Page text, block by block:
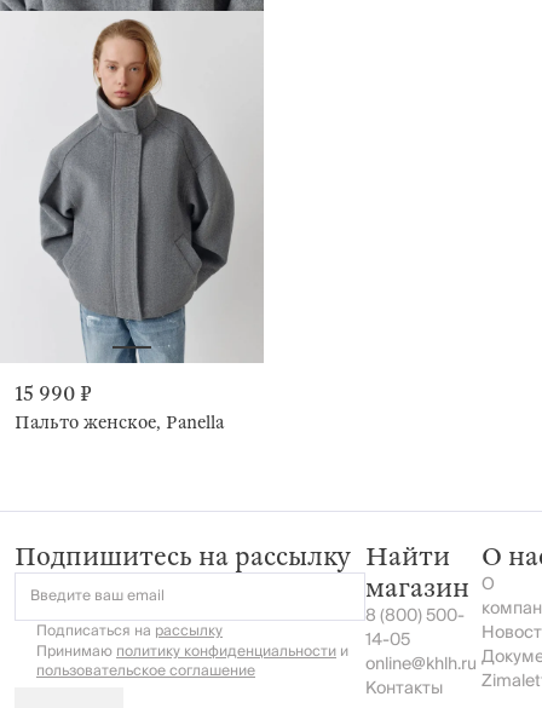
15 990 ₽
Пальто женское, Panella
Подпишитесь на рассылку
Введите ваш email
Подписаться на рассылку
Принимаюполитику конфиденциальностии
пользовательское соглашение
Найти
магазин
8 (800) 500-
14-05
online@khlh.ru
Контакты
О
О